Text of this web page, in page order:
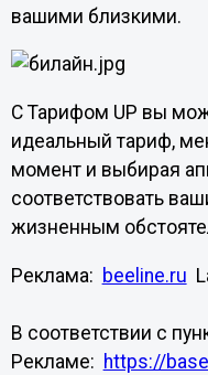
вашими близкими.
С Тарифом UP вы
идеальный тариф,
момент и выбирая
соответствовать
жизненным
Реклама: beeline.ru
В соответствии с
Рекламе: https://